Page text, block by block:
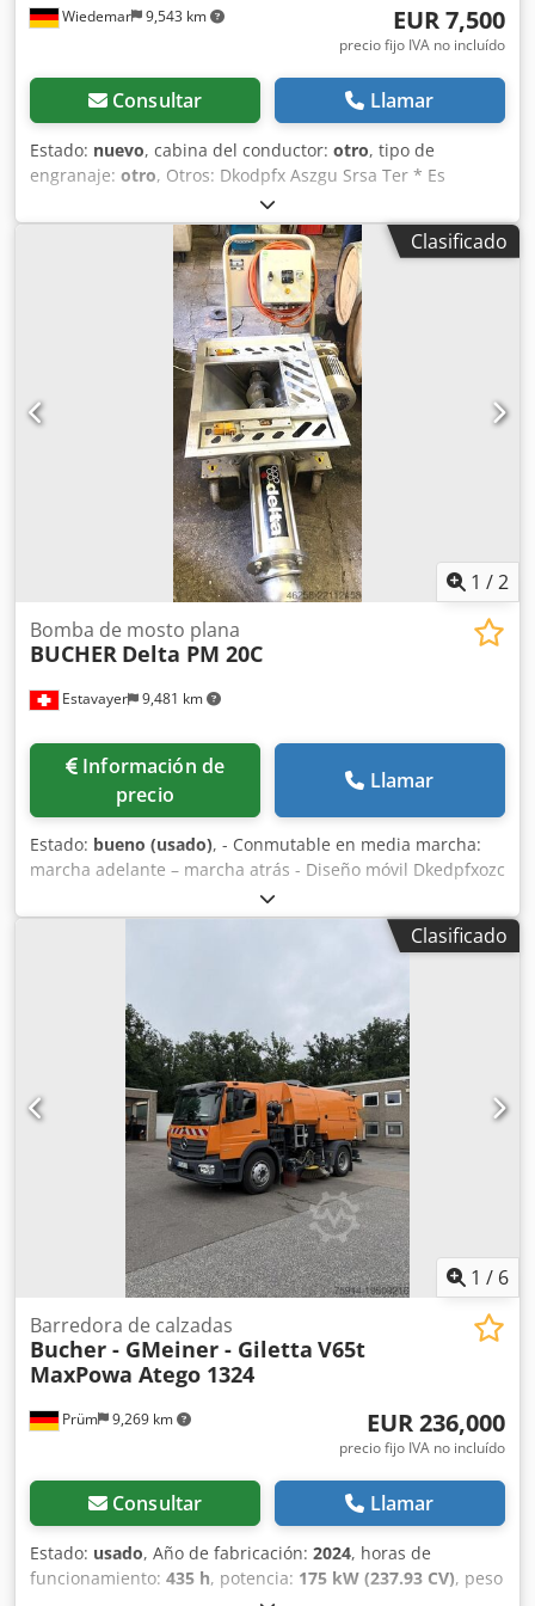
Wiedemar 9,543 km EUR 7,500
precio fijo IVA no incluído
Consultar Llamar
Estado: nuevo, cabina del conductor: otro, tipo de
engranaje: otro, Otros: Dkodpfx Aszgu Srsa Ter * Es
posible la toma en parte de pago y compra de vehículos y
maquinaria. * Precio de venta sin incluir transporte ni
entrega. * Sin responsabilidad por errores de impresión o
escritura. * Reservado el derecho a errores, cambios y
venta previa. * Oferta no vinculante. * Las fotos pueden
diferir. El precio corresponde al estado actual. * Todos los
datos sin garantía.
Clasificado
1 /2
Estavayer 9,481 km
Bomba de mosto plana
BUCHER Delta PM 20C
Información de
precio
Llamar
Estado: bueno (usado), - Conmutable en media marcha:
marcha adelante – marcha atrás - Diseño móvil Dkedpfxozc
H R Te Aa Ter - Bomba en buen estado
Clasificado
1 / 6
Prüm 9,269 km
Barredora de calzadas
Bucher - GMeiner - Giletta V65t
MaxPowa Atego 1324
EUR 236,000
precio fijo IVA no incluído
Consultar Llamar
Estado: usado, Año de fabricación: 2024, horas de
funcionamiento: 435 h, potencia: 175 kW (237.93 CV), peso